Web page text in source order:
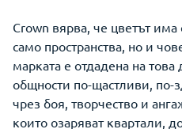
Crown вярва, че цветът има
само пространства, но и
марката е отдадена на това
общности по-щастливи, по-
чрез боя, творчество и
които озаряват квартали,